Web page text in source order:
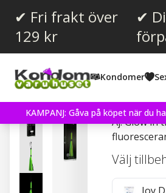
✔ Fri frakt över
129 kr
✔
Kondomer
KAMPANJ: Gåva på köpet när du
4.7
Flogger
Aj! Glow in
Välj